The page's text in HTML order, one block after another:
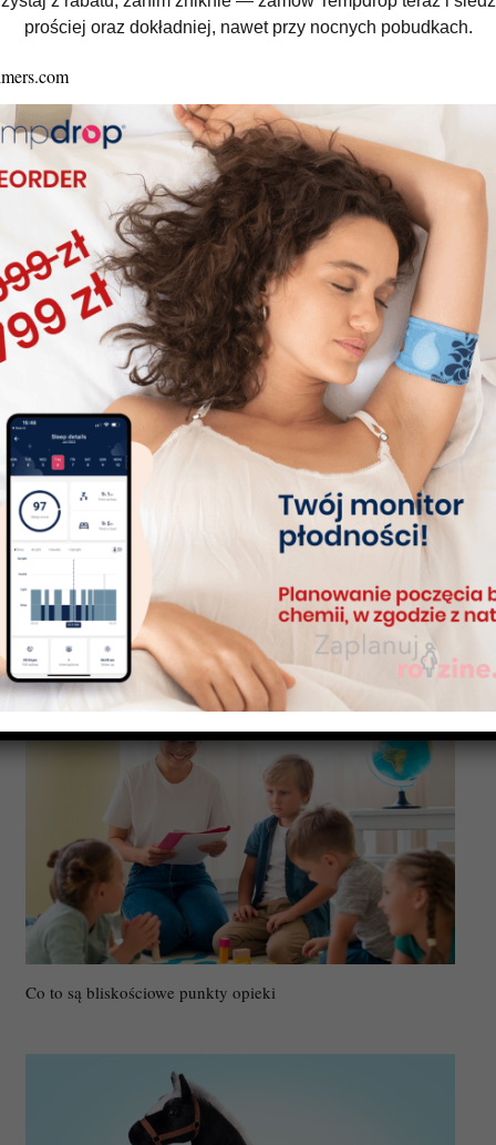
Jak prawidłowo kupować obuwie dla dzieci?
Kiedy dziecko zaczyna chodzić? Nauka chodzenia dla dzieci
Co to są bliskościowe punkty opieki
prościej oraz dokładniej, nawet przy nocnych pobudkach.